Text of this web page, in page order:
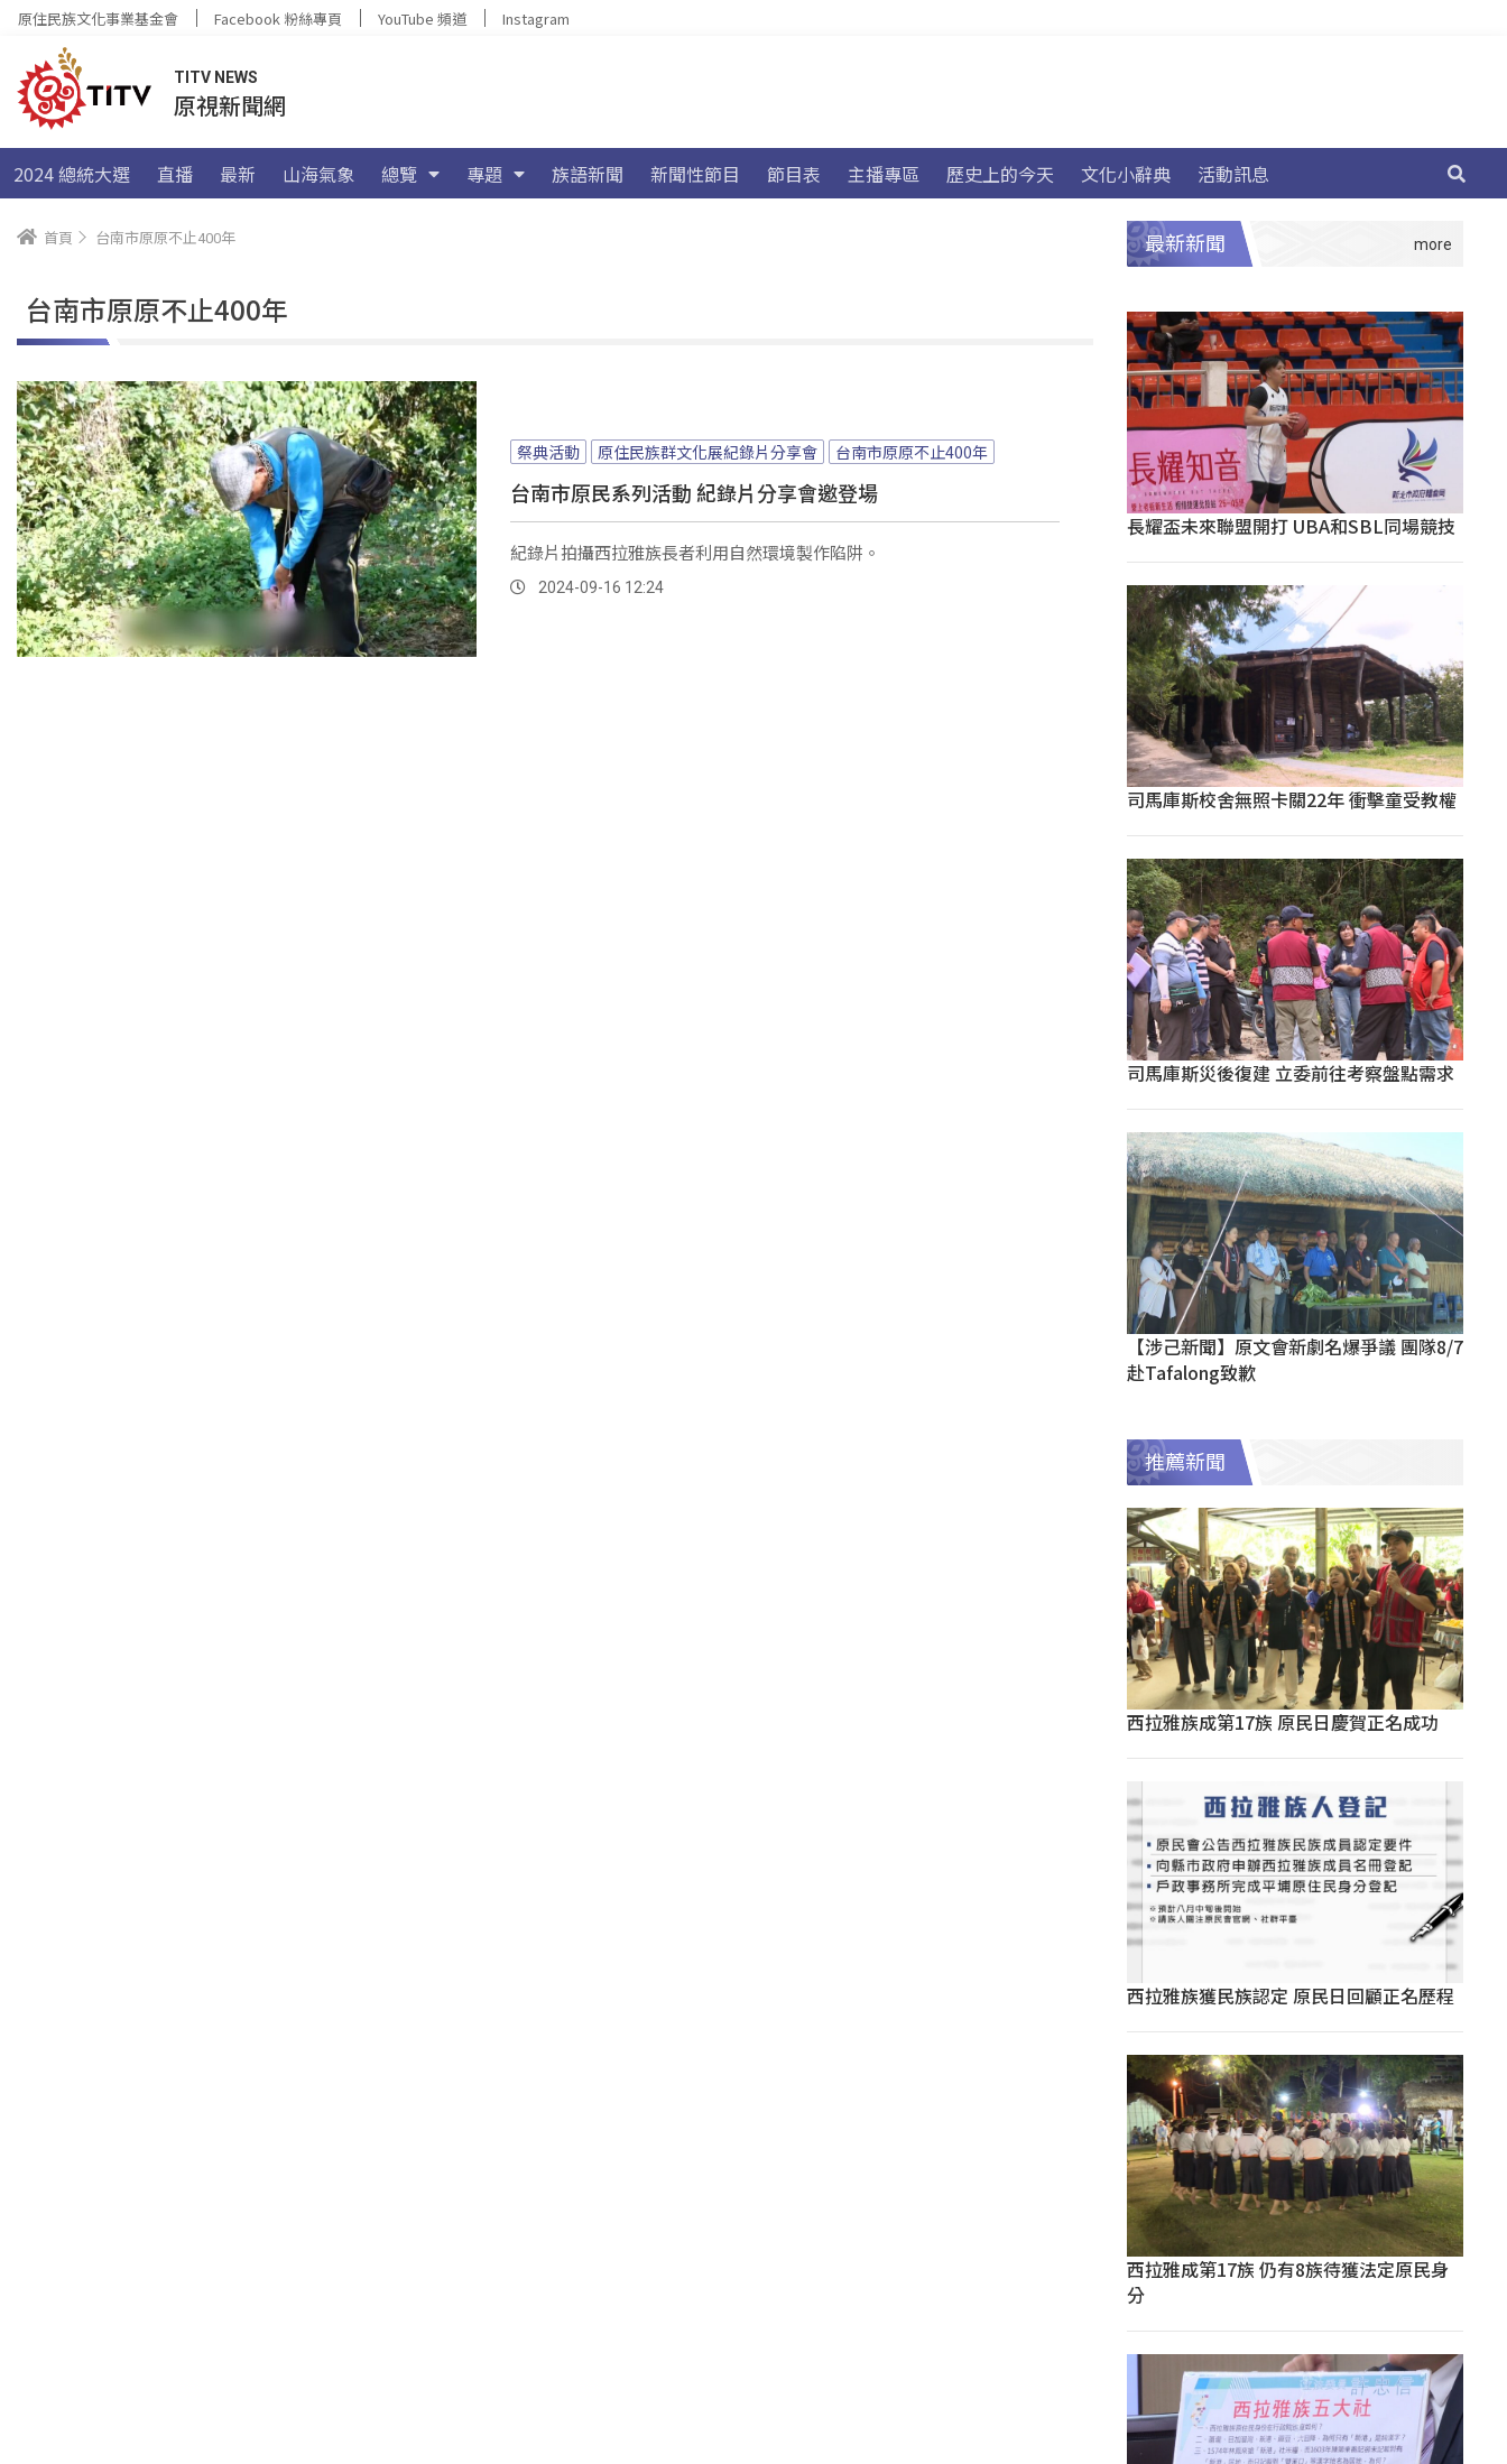
原住民族文化事業基金會 Facebook 粉絲專頁 YouTube 頻道 Instagram
TITV NEWS
原視新聞網
2024 總統大選 直播 最新 山海氣象 總覽 專題 族語新聞 新聞性節目 節目表 主播專區 歷史上的今天 文化小辭典 活動訊息
首頁 台南市原原不止400年
台南市原原不止400年
祭典活動 原住民族群文化展紀錄片分享會 台南市原原不止400年
台南市原民系列活動 紀錄片分享會邀登場
紀錄片拍攝西拉雅族長者利用自然環境製作陷阱。
2024-09-16 12:24
最新新聞
長耀盃未來聯盟開打 UBA和SBL同場競技
司馬庫斯校舍無照卡關22年 衝擊童受教權
司馬庫斯災後復建 立委前往考察盤點需求
【涉己新聞】原文會新劇名爆爭議 團隊8/7
赴Tafalong致歉
推薦新聞
西拉雅族成第17族 原民日慶賀正名成功
西拉雅族獲民族認定 原民日回顧正名歷程
西拉雅成第17族 仍有8族待獲法定原民身
分